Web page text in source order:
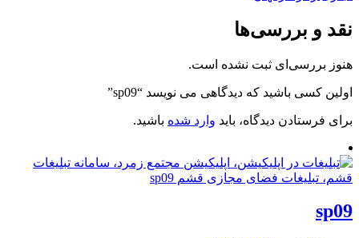
نقد و بررسی‌ها
هنوز بررسی‌ای ثبت نشده است.
اولین کسی باشید که دیدگاهی می نویسد “sp09”
برای فرستادن دیدگاه، باید وارد شده باشید.
sp09